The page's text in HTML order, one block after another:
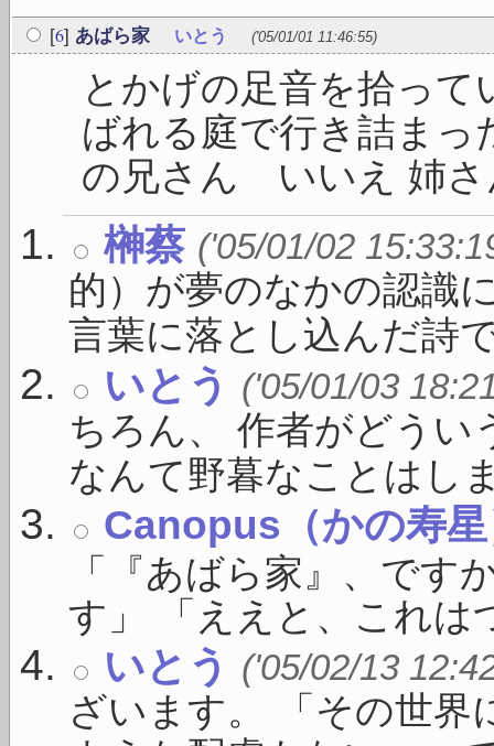
[6] あばら家 いとう ('05/01/01 11:46:55)
とかげの足音を拾っ
ばれる庭で行き詰まっ
の兄さん いいえ 姉さ
榊蔡 ('05/01/02
的）が夢のなかの認識
言葉に落とし込んだ詩
いとう ('05/01/03
ちろん、 作者がどうい
なんて野暮なことはし
Canopus（かの寿
「『あばら家』、です
す」 「ええと、これは
いとう ('05/02/13
ざいます。 「その世界